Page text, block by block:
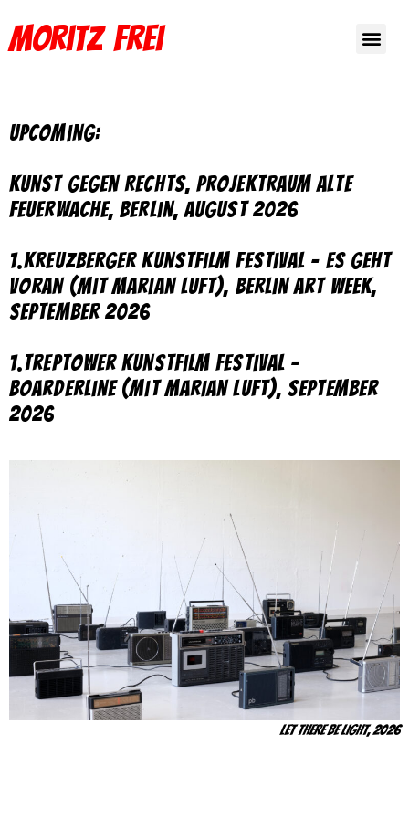
Moritz Frei
upcoming:
Kunst gegen Rechts, Projektraum Alte
Feuerwache, Berlin, August 2026
1.Kreuzberger Kunstfilm Festival – Es geht
voran (mit Marian Luft), Berlin Art Week,
September 2026
1.Treptower Kunstfilm Festival –
Boarderline (mit Marian Luft), September
2026
Let there be Light, 2026